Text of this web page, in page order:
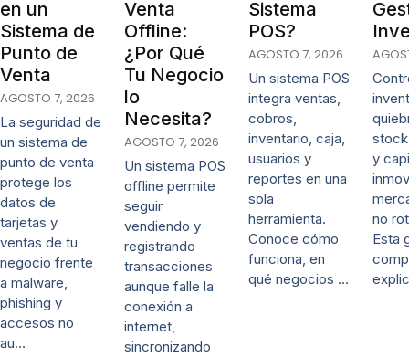
en un
Sistema de
Punto de
Venta
AGOSTO 7, 2026
La seguridad de
un sistema de
punto de venta
protege los
datos de
tarjetas y
ventas de tu
negocio frente
a malware,
phishing y
accesos no
au…
Venta
Offline:
¿Por Qué
Tu Negocio
lo
Necesita?
AGOSTO 7, 2026
Un sistema POS
offline permite
seguir
vendiendo y
registrando
transacciones
aunque falle la
conexión a
internet,
sincronizando
Sistema
POS?
AGOSTO 7, 2026
Un sistema POS
integra ventas,
cobros,
inventario, caja,
usuarios y
reportes en una
sola
herramienta.
Conoce cómo
funciona, en
qué negocios …
y
no
Esta